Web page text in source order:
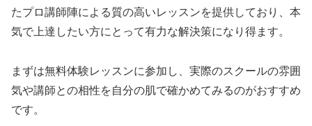
たプロ講師陣による質の高いレッスンを提供しており、本
気で上達したい方にとって有力な解決策になり得ます。
まずは無料体験レッスンに参加し、実際のスクールの雰囲
気や講師との相性を自分の肌で確かめてみるのがおすすめ
です。